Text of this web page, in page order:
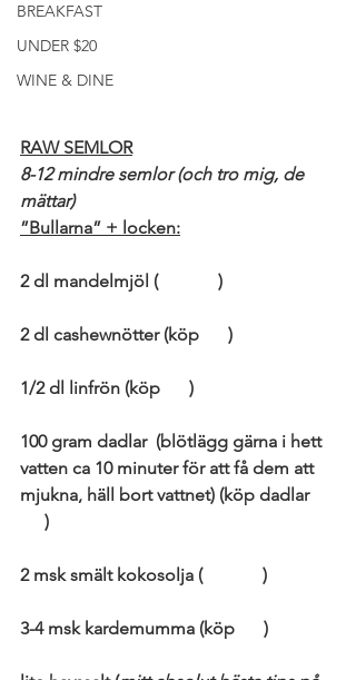
BREAKFAST
UNDER $20
WINE & DINE
RAW SEMLOR
8-12 mindre semlor (och tro mig, de
mättar)
”Bullarna” + locken:
2 dl mandelmjöl (köp här )
2 dl cashewnötter (köp )
1/2 dl linfrön (köp )
100 gram dadlar  (blötlägg gärna i hett
vatten ca 10 minuter för att få dem att
mjukna, häll bort vattnet) (köp dadlar
)
2 msk smält kokosolja (köp här )
3-4 msk kardemumma (köp )